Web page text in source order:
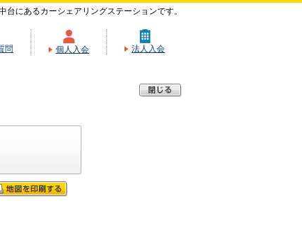
台にあるカーシェアリングステーションです。
問 個人入会 法人入会